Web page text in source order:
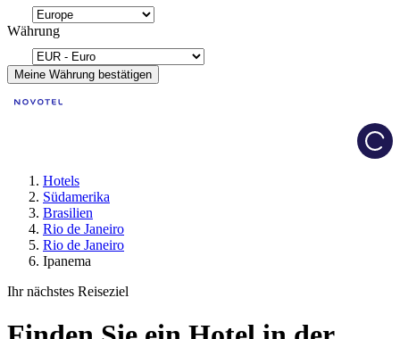
Währung
Meine Währung bestätigen
Hotels
Südamerika
Brasilien
Rio de Janeiro
Rio de Janeiro
Ipanema
Ihr nächstes Reiseziel